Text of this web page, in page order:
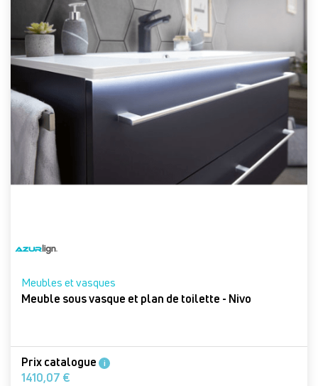
Meubles et vasques
Meuble sous vasque et plan de toilette - Nivo
Prix catalogue i
1410,07 €